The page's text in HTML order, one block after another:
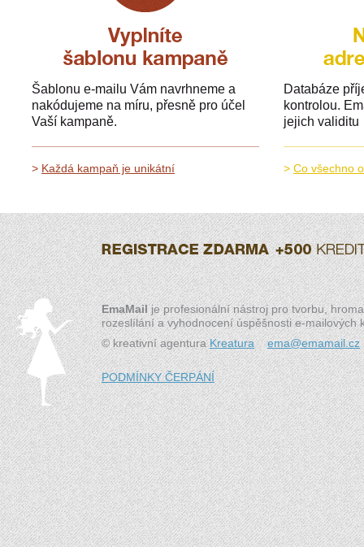
Šablonu e-mailu Vám navrhneme a
nakódujeme na míru, přesně pro účel
Vaší kampaně.
> Každá kampaň je unikátní
Databáze
kontrolou.
jejich validitu
> Co všechno
EmaMailje profesionální nástroj pro tvorbu,
rozeslílání a vyhodnocení úspěšnosti e-mailových
© kreativní agenturaKreatura ema@emamail.cz
PODMÍNKY ČERPÁNÍ